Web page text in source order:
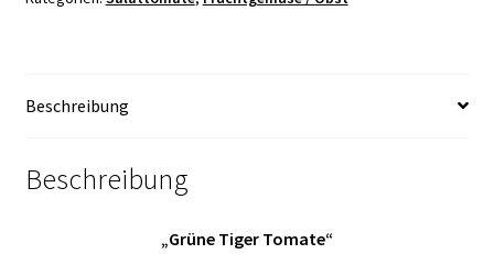
Beschreibung
Beschreibung
„Grüne Tiger Tomate“